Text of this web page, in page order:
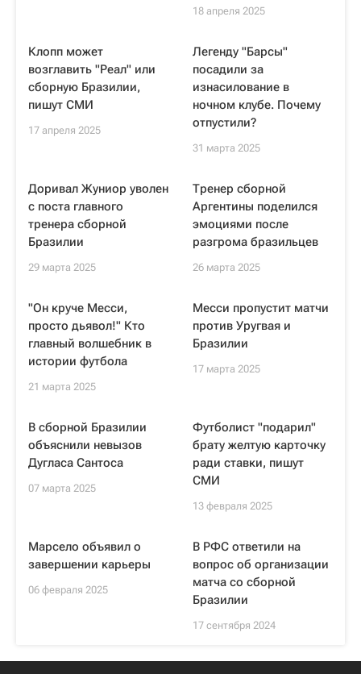
18 апреля 2025
Клопп может
возглавить "Реал" или
сборную Бразилии,
пишут СМИ
17 апреля 2025
Легенду "Барсы"
посадили за
изнасилование в
ночном клубе. Почему
отпустили?
31 марта 2025
Доривал Жуниор уволен
с поста главного
тренера сборной
Бразилии
29 марта 2025
Тренер сборной
Аргентины поделился
эмоциями после
разгрома бразильцев
26 марта 2025
"Он круче Месси,
просто дьявол!" Кто
главный волшебник в
истории футбола
21 марта 2025
Месси пропустит матчи
против Уругвая и
Бразилии
17 марта 2025
В сборной Бразилии
объяснили невызов
Дугласа Сантоса
07 марта 2025
Футболист "подарил"
брату желтую карточку
ради ставки, пишут
СМИ
13 февраля 2025
Марсело объявил о
завершении карьеры
06 февраля 2025
В РФС ответили на
вопрос об организации
матча со сборной
Бразилии
17 сентября 2024